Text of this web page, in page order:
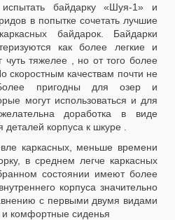
байдарку «Шуя-1» и
в попытке сочетать лучшие
байдарок. Байдарки
как более легкие и
чуть тяжелее , но от того более
скоростным качествам почти не
пригодны для озер и
могут использоваться и для
доработка в виде
корпуса к шкуре .
каркасных, меньше времени
в среднем легче каркасных
состоянии имеют более
корпуса значительно
с первыми двумя видами
комфортные сиденья